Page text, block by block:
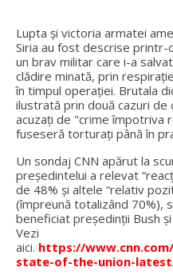
Lupta și victoria armatei
Siria au fost descrise
un brav militar care i-a
clădire minată, prin
în timpul operaţiei. Brutala
ilustrată prin două cazuri de
acuzați de "crime împotriva
fuseseră torturaţi până în
Un sondaj CNN apărut la
preşedintelui a relevat
de 48% şi altele “relativ
(împreună totalizând 70%),
beneficiat președinții Bush
Vezi
aici. https://
state-of-the-union-